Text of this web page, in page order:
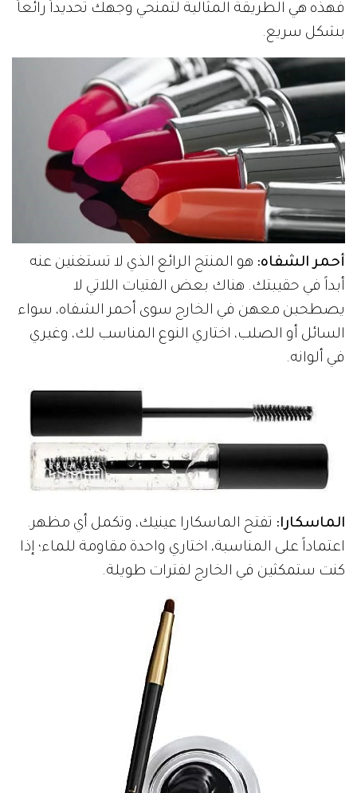
فهذه هي الطريقة المثالية لتمنحي وجهك تحديداً رائعاً
بشكل سريع.
أحمر الشفاه: هو المنتج الرائع الذي لا تستغنين عنه
أبداً في حقيبتك. هناك بعض الفتيات اللاتي لا
يصطحبن معهن في الخارج سوى أحمر الشفاه، سواء
السائل أو الصلب، اختاري النوع المناسب لك، وغيري
في ألوانه.
الماسكارا: تفتح الماسكارا عينيك، وتكمل أي مظهر.
اعتماداً على المناسبة، اختاري واحدة مقاومة للماء؛ إذا
كنت ستمكثين في الخارج لفترات طويلة.